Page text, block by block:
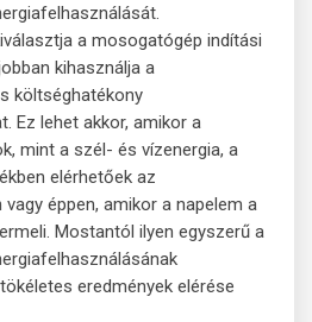
a mosogatógép indítási
kihasználja a
költséghatékony
Ez lehet akkor, amikor a
mint a szél- és vízenergia, a
elérhetőek az
éppen, amikor a napelem a
Mostantól ilyen egyszerű a
eredmények elérése